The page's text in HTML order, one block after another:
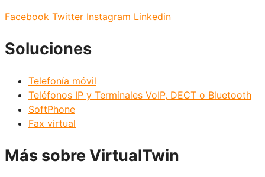
Facebook Twitter Instagram Linkedin
Soluciones
Telefonía móvil
Teléfonos IP y Terminales VoIP, DECT o Bluetooth
SoftPhone
Fax virtual
Más sobre VirtualTwin